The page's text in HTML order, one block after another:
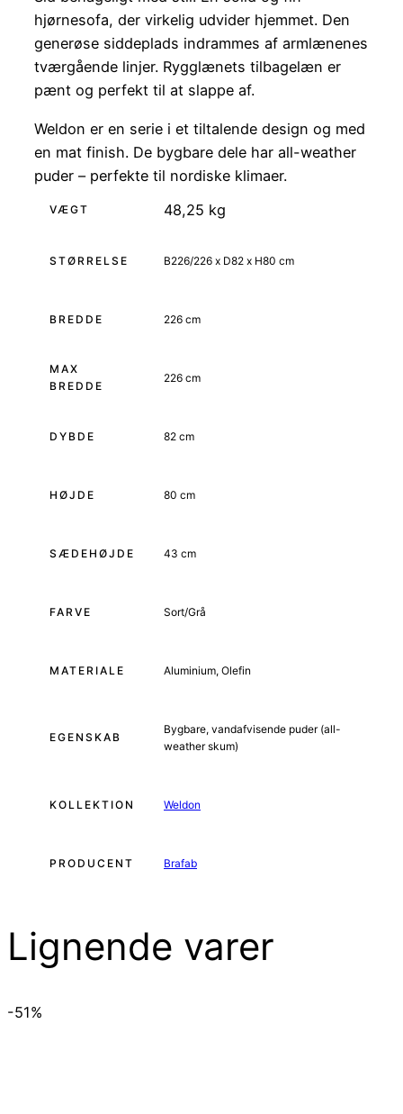
hjørnesofa, der virkelig udvider hjemmet. Den
generøse siddeplads indrammes af armlænenes
tværgående linjer. Rygglænets tilbagelæn er
pænt og perfekt til at slappe af.
Weldon er en serie i et tiltalende design og med
en mat finish. De bygbare dele har all-weather
puder – perfekte til nordiske klimaer.
VÆGT 48,25 kg
STØRRELSE B226/226 x D82 x H80 cm
BREDDE 226 cm
MAX
BREDDE
226 cm
DYBDE 82 cm
HØJDE 80 cm
SÆDEHØJDE 43 cm
FARVE Sort/Grå
MATERIALE Aluminium, Olefin
EGENSKAB
Bygbare, vandafvisende puder (all-
weather skum)
KOLLEKTION Weldon
PRODUCENT Brafab
Lignende varer
-51%